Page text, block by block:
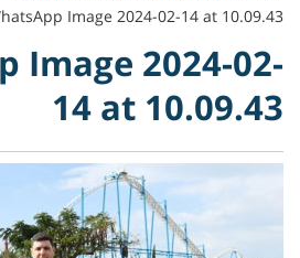
Image 2024-02-14 at 10.09.43
Image 2024-02-
14 at 10.09.43